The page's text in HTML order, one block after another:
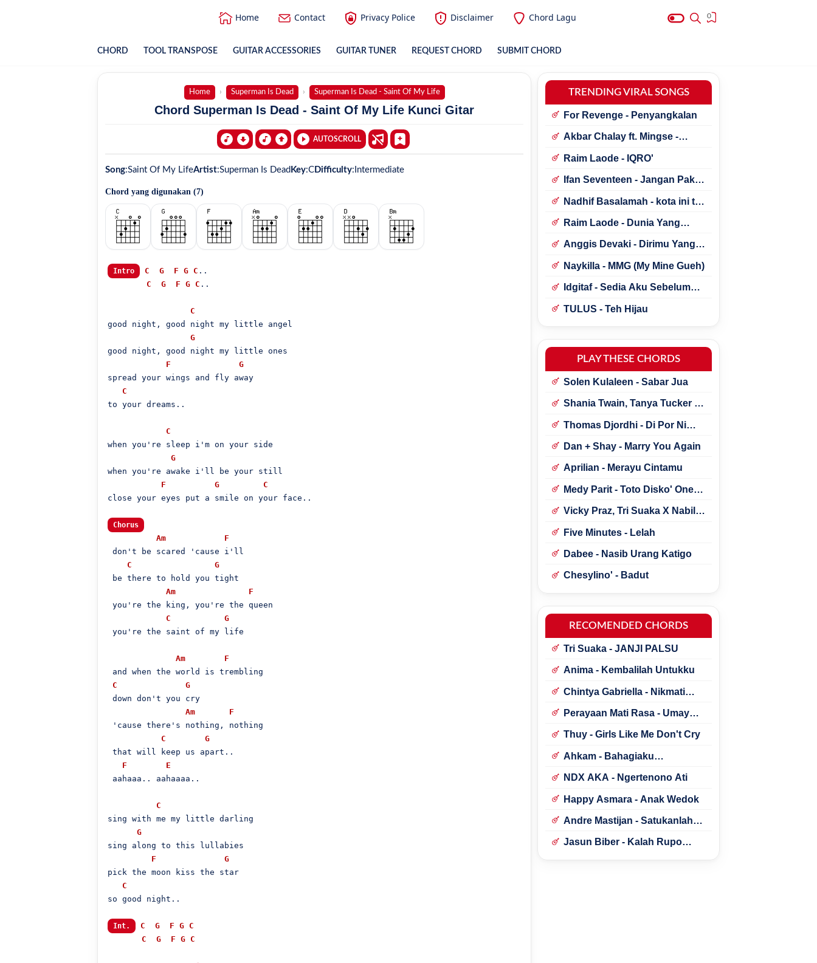
Home Contact Privacy Police Disclaimer Chord Lagu 0
CHORD TOOL TRANSPOSE GUITAR ACCESSORIES GUITAR TUNER REQUEST CHORD SUBMIT CHORD
Home Superman Is Dead Superman Is Dead - Saint Of My Life
Chord Superman Is Dead - Saint Of My Life Kunci Gitar
AUTOSCROLL
Song:Saint Of My LifeArtist:Superman Is Dead Key:C Difficulty: Intermediate
Chord yang digunakan (7)
Intro C G F G C ..
C
G F G C ..
C
good night, good night my little angel
G
good night, good night my little ones
F
G
spread your wings and fly away
C
to your dreams..
C
when you're sleep i'm on your side
G
when you're awake i'll be your still
F
G
C
close your eyes put a smile on your face..
Chorus
Am
F
don't be scared 'cause i'll
C
G
be there to hold you tight
Am
F
you're the king, you're the queen
C
G
you're the saint of my life
Am
F
and when the world is trembling
C
G
down don't you cry
Am
F
'cause there's nothing, nothing
C
G
that will keep us apart..
F
E
aahaaa.. aahaaaa..
C
sing with me my little darling
G
sing along to this lullabies
F
G
pick the moon kiss the star
C
so good night..
Int. C G F G C
C
G F G C
TRENDING VIRAL SONGS
For Revenge - Penyangkalan
Akbar Chalay ft. Mingse -
Raim Laode - IQRO'
Ifan Seventeen - Jangan Paksa
Nadhif Basalamah - kota ini tak
Raim Laode - Dunia Yang
Anggis Devaki - Dirimu Yang
Naykilla - MMG (My Mine Gueh)
Idgitaf - Sedia Aku Sebelum
TULUS - Teh Hijau
PLAY THESE CHORDS
Solen Kulaleen - Sabar Jua
Shania Twain, Tanya Tucker -
Thomas Djordhi - Di Por Ni
Dan + Shay - Marry You Again
Aprilian - Merayu Cintamu
Medy Parit - Toto Disko' One
Vicky Praz, Tri Suaka X Nabila
Five Minutes - Lelah
Dabee - Nasib Urang Katigo
Chesylino' - Badut
RECOMENDED CHORDS
Tri Suaka - JANJI PALSU
Anima - Kembalilah Untukku
Chintya Gabriella - Nikmati
Perayaan Mati Rasa - Umay
Thuy - Girls Like Me Don't Cry
Ahkam - Bahagiaku
NDX AKA - Ngertenono Ati
Happy Asmara - Anak Wedok
Andre Mastijan - Satukanlah
Jasun Biber - Kalah Rupo